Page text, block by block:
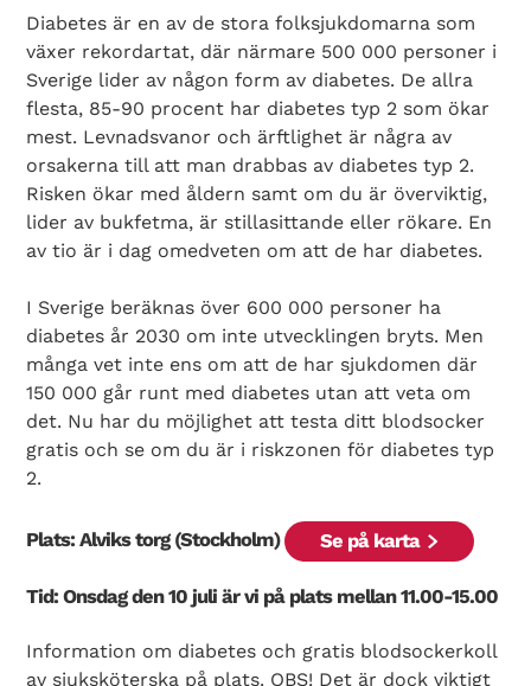
Diabetes är en av de stora folksjukdomarna som
växer rekordartat, där närmare 500 000 personer i
Sverige lider av någon form av diabetes. De allra
flesta, 85-90 procent har diabetes typ 2 som ökar
mest. Levnadsvanor och ärftlighet är några av
orsakerna till att man drabbas av diabetes typ 2.
Risken ökar med åldern samt om du är överviktig,
lider av bukfetma, är stillasittande eller rökare. En
av tio är i dag omedveten om att de har diabetes.
I Sverige beräknas över 600 000 personer ha
diabetes år 2030 om inte utvecklingen bryts. Men
många vet inte ens om att de har sjukdomen där
150 000 går runt med diabetes utan att veta om
det. Nu har du möjlighet att testa ditt blodsocker
gratis och se om du är i riskzonen för diabetes typ
2.
Plats: Alviks torg (Stockholm) Se på karta
Tid: Onsdag den 10 juli är vi på plats mellan 11.00-15.00
Information om diabetes och gratis blodsockerkoll
av sjuksköterska på plats. OBS! Det är dock viktigt